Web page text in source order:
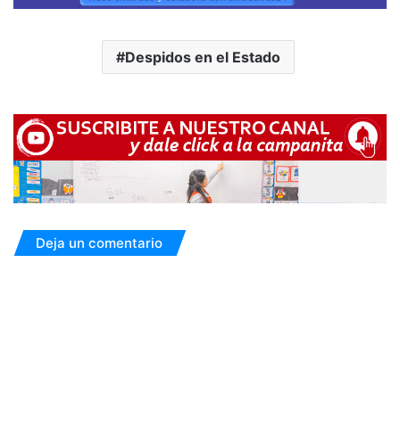
Despidos en el Estado
Deja un comentario